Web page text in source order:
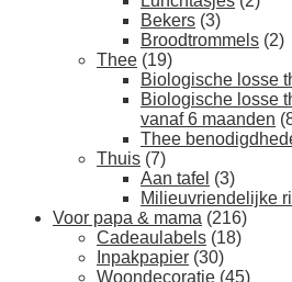
Bekers (3)
Broodtrommels (2)
Thee (19)
Biologische losse
Biologische losse
vanaf 6 maanden
Thee
Thuis (7)
Aan tafel (3)
Milieuvriendelijke
Voor papa & mama (216)
Cadeaulabels (18)
Inpakpapier (30)
Woondecoratie (45)